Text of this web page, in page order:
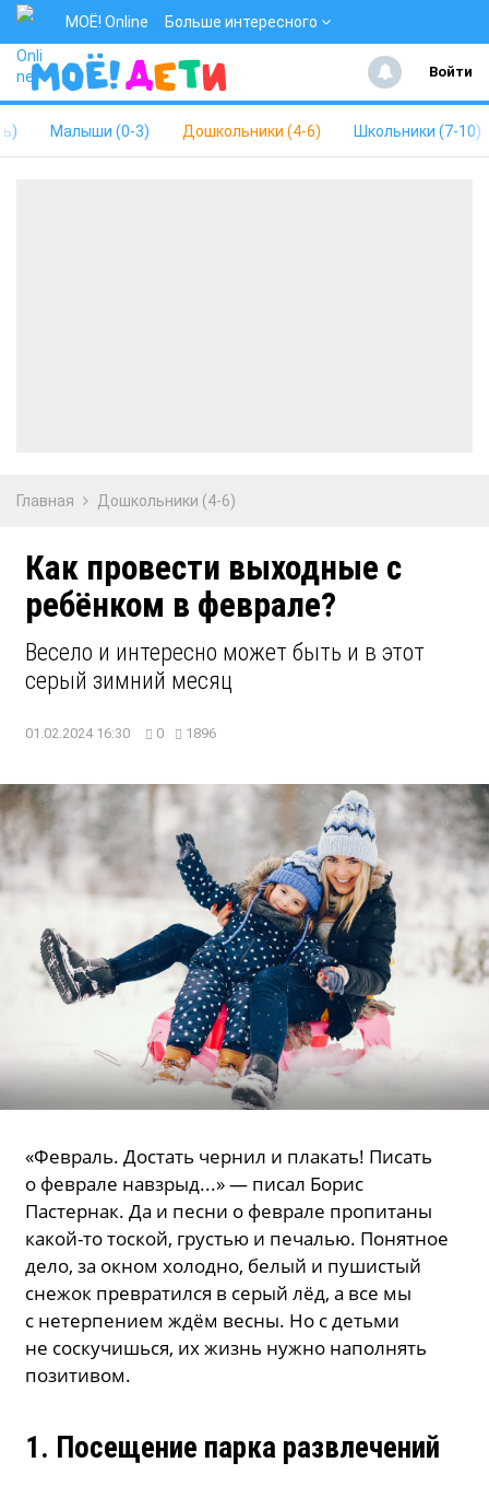
МОЁ! Online Больше интересного
Войти
Малыши (0-3) Дошкольники (4-6) Школьники (7-10)
Главная Дошкольники (4-6)
Как провести выходные с
ребёнком в феврале?
Весело и интересно может быть и в этот
серый зимний месяц
01.02.2024 16:30 0 1896
«Февраль. Достать чернил и плакать! Писать
о феврале навзрыд...» — писал Борис
Пастернак. Да и песни о феврале пропитаны
какой-то тоской, грустью и печалью. Понятное
дело, за окном холодно, белый и пушистый
снежок превратился в серый лёд, а все мы
с нетерпением ждём весны. Но с детьми
не соскучишься, их жизнь нужно наполнять
позитивом.
1. Посещение парка развлечений